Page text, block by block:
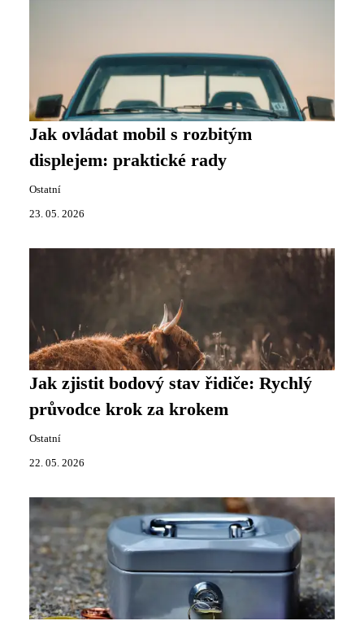
Jak ovládat mobil s rozbitým
displejem: praktické rady
Ostatní
23. 05. 2026
Jak zjistit bodový stav řidiče: Rychlý
průvodce krok za krokem
Ostatní
22. 05. 2026